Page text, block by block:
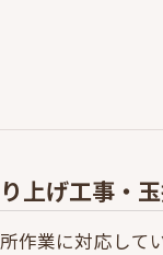
上げ工事・
作業に対応して